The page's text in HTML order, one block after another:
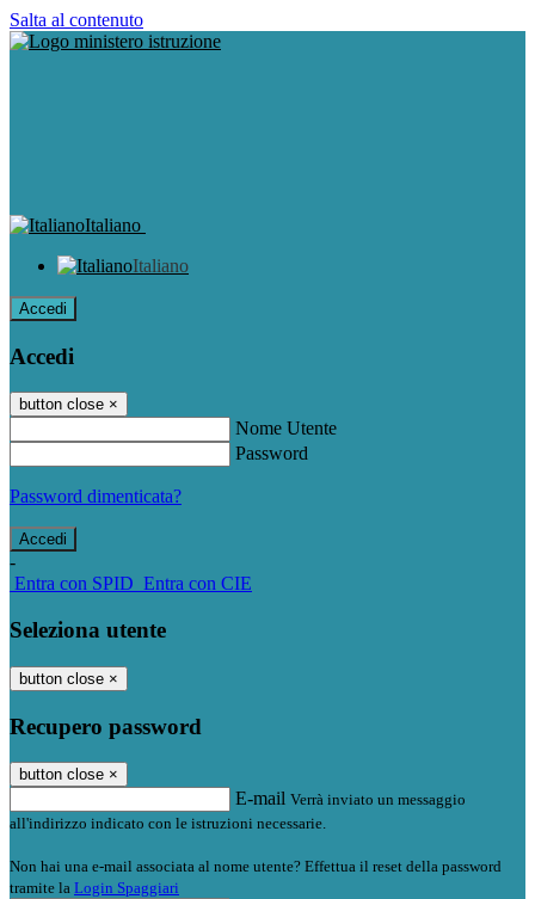
Salta al contenuto
Italiano
Italiano
Accedi
Accedi
button close ×
Nome Utente
Password
Password dimenticata?
-
Entra con SPID Entra con CIE
Seleziona utente
button close ×
Recupero password
button close ×
E-mail Verrà inviato un messaggio
all'indirizzo indicato con le istruzioni necessarie.
Non hai una e-mail associata al nome utente? Effettua il reset della password
tramite la Login Spaggiari